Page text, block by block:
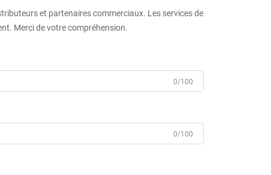
et partenaires commerciaux. Les services de
Merci de votre compréhension.
0/100
0/100